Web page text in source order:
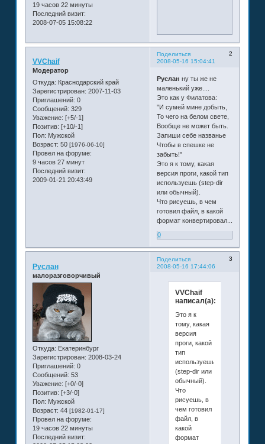
19 часов 22 минуты
Последний визит:
2008-07-05 15:08:22
Поделиться
2
2008-05-16 15:04:41
VVChaif
Модератор
Откуда: Краснодарский край
Зарегистрирован: 2007-11-03
Приглашений: 0
Сообщений: 329
Уважение: [+5/-1]
Позитив: [+10/-1]
Пол: Мужской
Возраст: 50 [1976-06-10]
Провел на форуме:
9 часов 27 минут
Последний визит:
2009-01-21 20:43:49
Руслан ну ты же не
маленький уже....
Это как у Филатова:
"И сумей мине добыть,
То чего на белом свете,
Вообще не может быть.
Запиши себе названье
Чтобы в спешке не
забыть!"
Это я к тому, какая
версия проги, какой тип
используешь (step-dir
или обычный).
Что рисуешь, в чем
готовил файл, в какой
формат конвертировал...
0
Поделиться
3
2008-05-16 17:44:06
Руслан
малоразговорчивый
Откуда: Екатеринбург
Зарегистрирован: 2008-03-24
Приглашений: 0
Сообщений: 53
Уважение: [+0/-0]
Позитив: [+3/-0]
Пол: Мужской
Возраст: 44 [1982-01-17]
Провел на форуме:
19 часов 22 минуты
Последний визит:
VVChaif
написал(а):
Это я к
тому, какая
версия
проги, какой
тип
используешь
(step-dir или
обычный).
Что
рисуешь, в
чем готовил
файл, в
какой
формат